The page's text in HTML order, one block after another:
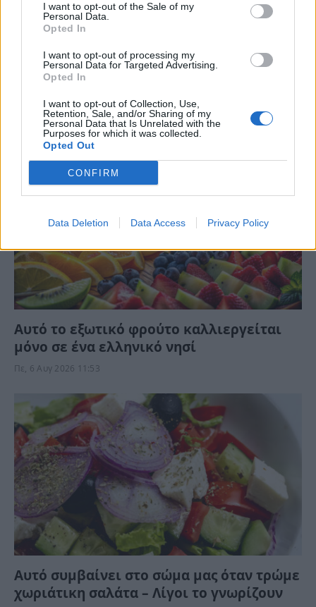
I want to opt-out of the Sale of my
Personal Data.
Opted In
I want to opt-out of processing my
Personal Data for Targeted Advertising.
Opted In
I want to opt-out of Collection, Use,
Retention, Sale, and/or Sharing of my
Personal Data that Is Unrelated with the
Purposes for which it was collected.
Opted Out
CONFIRM
Data Deletion Data Access Privacy Policy
Χαμός στη Σκιάθο: Μάνα και κόρη έγιναν
“σκνίπα” στις διακοπές και η συνέχεια
δεν περιγράφεται
Πε, 6 Αυγ 2026 13:20
Αυτό το εξωτικό φρούτο καλλιεργείται
μόνο σε ένα ελληνικό νησί
Πε, 6 Αυγ 2026 11:53
Αυτό συμβαίνει στο σώμα μας όταν τρώμε
χωριάτικη σαλάτα – Λίγοι το γνωρίζουν